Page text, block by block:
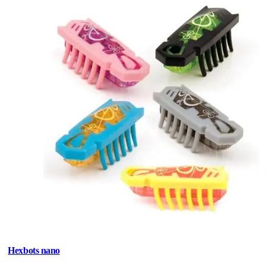
Hexbots nano